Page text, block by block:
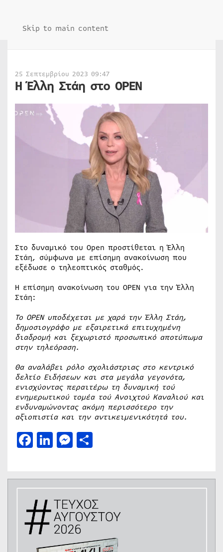
Skip to main content
25 Σεπτεμβρίου 2023 09:47
Η Έλλη Στάη στο OPEN
Στο δυναμικό του Open προστίθεται η Έλλη
Στάη, σύμφωνα με επίσημη ανακοίνωση που
εξέδωσε ο τηλεοπτικός σταθμός.
Η επίσημη ανακοίνωση του OPEN για την Έλλη
Στάη:
Το OPEN υποδέχεται με χαρά την Έλλη Στάη,
δημοσιογράφο με εξαιρετικά επιτυχημένη
διαδρομή και ξεχωριστό προσωπικό αποτύπωμα
στην τηλεόραση.
Θα αναλάβει ρόλο σχολιάστριας στο κεντρικό
δελτίο Ειδήσεων και στα μεγάλα γεγονότα,
ενισχύοντας περαιτέρω τη δυναμική τού
ενημερωτικού τομέα τού Ανοιχτού Καναλιού και
ενδυναμώνοντας ακόμη περισσότερο την
αξιοπιστία και την αντικειμενικότητά του.
Facebook
LinkedIn
Messenger